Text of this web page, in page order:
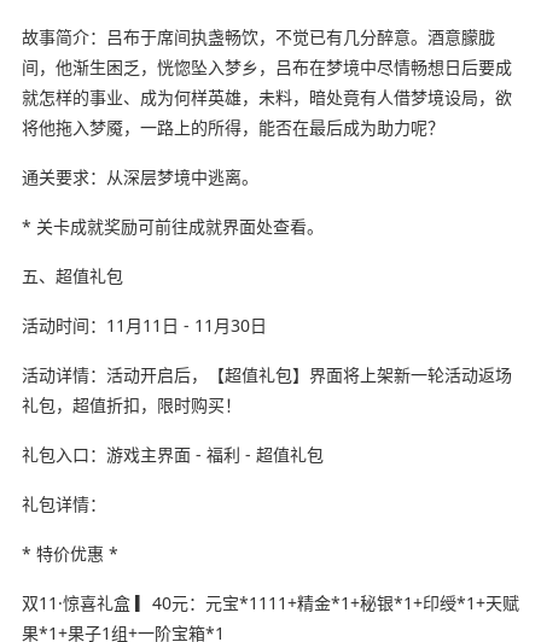
故事简介：吕布于席间执盏畅饮，不觉已有几分醉意。酒意朦胧
间，他渐生困乏，恍惚坠入梦乡，吕布在梦境中尽情畅想日后要成
就怎样的事业、成为何样英雄，未料，暗处竟有人借梦境设局，欲
将他拖入梦魇，一路上的所得，能否在最后成为助力呢？
通关要求：从深层梦境中逃离。
* 关卡成就奖励可前往成就界面处查看。
五、超值礼包
活动时间：11月11日 - 11月30日
活动详情：活动开启后，【超值礼包】界面将上架新一轮活动返场
礼包，超值折扣，限时购买！
礼包入口：游戏主界面 - 福利 - 超值礼包
礼包详情：
* 特价优惠 *
双11·惊喜礼盒 ▎40元：元宝*1111+精金*1+秘银*1+印绶*1+天赋
果*1+果子1组+一阶宝箱*1